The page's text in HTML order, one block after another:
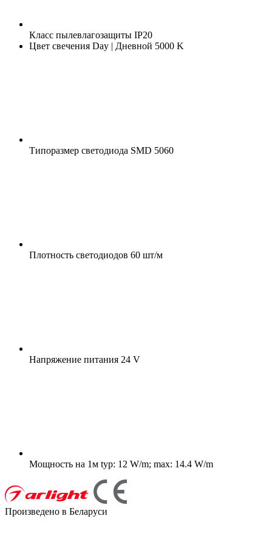
Класс пылевлагозащиты IP20
Цвет свечения Day | Дневной 5000 K
Типоразмер светодиода SMD 5060
Плотность светодиодов 60 шт/м
Напряжение питания 24 V
Мощность на 1м typ: 12 W/m; max: 14.4 W/m
Произведено в Беларуси